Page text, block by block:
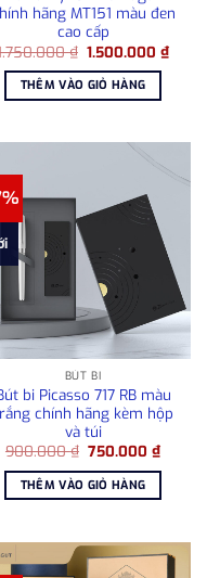
₫.
hãng MT151 màu đen
cao cấp
₫ Giá
là:
1.750.000 ₫.
1.500.000₫Giá
hiện
THÊM VÀO GIỎ HÀNG
₫.
BÚT BI
bi Picasso 717 RB màu
chính hãng kèm hộp
và túi
900.000₫ Giá
là:
900.000 ₫.
750.000₫Giá
hiện
THÊM VÀO GIỎ HÀNG